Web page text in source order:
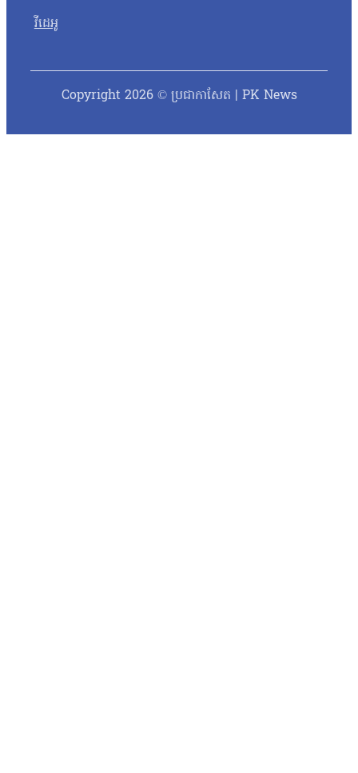
វីដេអូ
Copyright 2026 © ប្រជាកាសែត | PK News